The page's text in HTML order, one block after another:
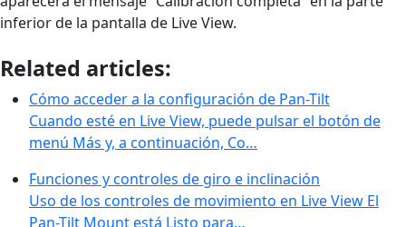
inferior de la pantalla de Live View.
Related articles:
Cómo acceder a la configuración de Pan-Tilt
Cuando esté en Live View, puede pulsar el botón de
menú Más y, a continuación, Co…
Funciones y controles de giro e inclinación
Uso de los controles de movimiento en Live View El
Pan-Tilt Mount está Listo para…